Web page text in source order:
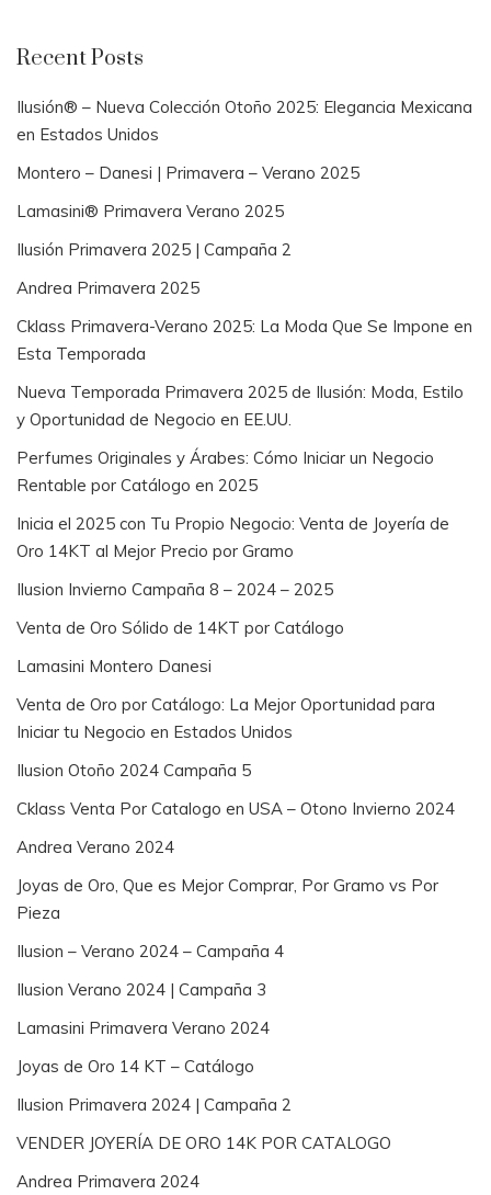
Recent Posts
Ilusión® – Nueva Colección Otoño 2025: Elegancia Mexicana
en Estados Unidos
Montero – Danesi | Primavera – Verano 2025
Lamasini® Primavera Verano 2025
Ilusión Primavera 2025 | Campaña 2
Andrea Primavera 2025
Cklass Primavera-Verano 2025: La Moda Que Se Impone en
Esta Temporada
Nueva Temporada Primavera 2025 de Ilusión: Moda, Estilo
y Oportunidad de Negocio en EE.UU.
Perfumes Originales y Árabes: Cómo Iniciar un Negocio
Rentable por Catálogo en 2025
Inicia el 2025 con Tu Propio Negocio: Venta de Joyería de
Oro 14KT al Mejor Precio por Gramo
Ilusion Invierno Campaña 8 – 2024 – 2025
Venta de Oro Sólido de 14KT por Catálogo
Lamasini Montero Danesi
Venta de Oro por Catálogo: La Mejor Oportunidad para
Iniciar tu Negocio en Estados Unidos
Ilusion Otoño 2024 Campaña 5
Cklass Venta Por Catalogo en USA – Otono Invierno 2024
Andrea Verano 2024
Joyas de Oro, Que es Mejor Comprar, Por Gramo vs Por
Pieza
Ilusion – Verano 2024 – Campaña 4
Ilusion Verano 2024 | Campaña 3
Lamasini Primavera Verano 2024
Joyas de Oro 14 KT – Catálogo
Ilusion Primavera 2024 | Campaña 2
VENDER JOYERÍA DE ORO 14K POR CATALOGO
Andrea Primavera 2024